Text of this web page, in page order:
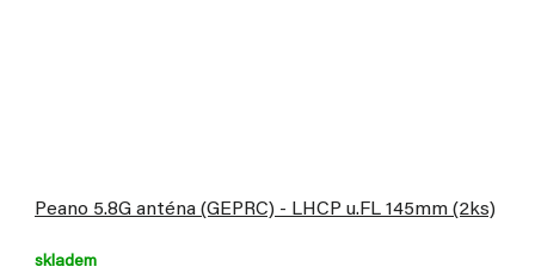
Peano 5.8G anténa (GEPRC) - LHCP u.FL 145mm (2ks)
skladem